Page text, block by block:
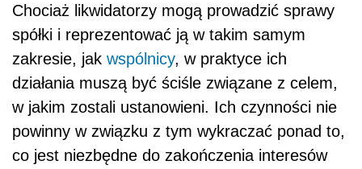
Chociaż likwidatorzy mogą prowadzić sprawy
spółki i reprezentować ją w takim samym
zakresie, jak wspólnicy, w praktyce ich
działania muszą być ściśle związane z celem,
w jakim zostali ustanowieni. Ich czynności nie
powinny w związku z tym wykraczać ponad to,
co jest niezbędne do zakończenia interesów